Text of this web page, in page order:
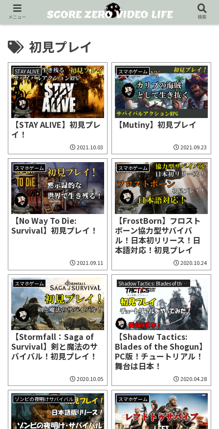
初見プレイ
STAY ALIVE
【STAY ALIVE】初見プレ
イ！
2021.10.03
スマホゲーム
【Mutiny】初見プレイ
2021.09.23
スマホゲーム
【No Way To Die:
Survival】初見プレイ！
2021.09.11
スマホゲーム
【FrostBorn】フロスト
ボーン協力型サバイバ
ル！日本初リリース！日
本語対応！初見プレイ
2020.10.24
スマホゲーム
【Stormfall：Saga of
Survival】剣と魔法のサ
バイバル！初見プレイ！
2020.10.05
Shadow Tactics: Blades of the Shogun
【Shadow Tactics:
Blades of the Shogun】
PC版！チュートリアル！
舞台は日本！
2020.04.28
ゾンビの夜明けサバイバル スマホゲーム
メニュー 検索